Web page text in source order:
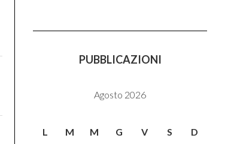
PUBBLICAZIONI
Agosto 2026
L M M G V S D